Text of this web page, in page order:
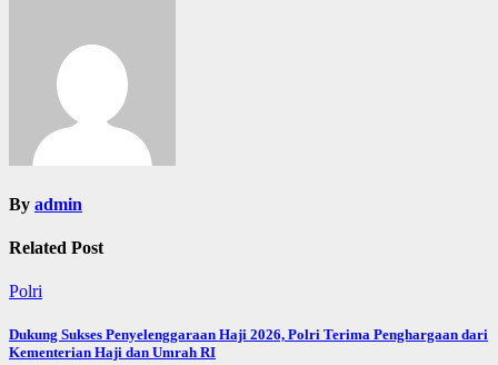
By admin
Related Post
Polri
Dukung Sukses Penyelenggaraan Haji 2026, Polri Terima Penghargaan dari
Kementerian Haji dan Umrah RI